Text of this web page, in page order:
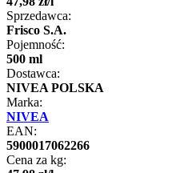
Sprzedawca:
Frisco S.A.
Pojemność:
500 ml
Dostawca:
NIVEA POLSKA
Marka:
NIVEA
EAN:
5900017062266
Cena za kg: